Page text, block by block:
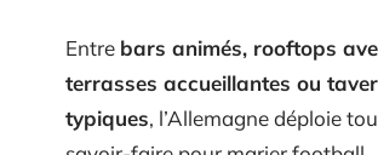
Entre bars animés, rooftops
terrasses accueillantes ou
typiques, l’Allemagne déploie